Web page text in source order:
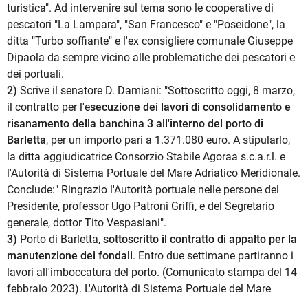
turistica". Ad intervenire sul tema sono le cooperative di
pescatori "La Lampara", "San Francesco" e "Poseidone", la
ditta "Turbo soffiante" e l'ex consigliere comunale Giuseppe
Dipaola da sempre vicino alle problematiche dei pescatori e
dei portuali.
2) Scrive il senatore D. Damiani: "Sottoscritto oggi, 8 marzo,
il contratto per l'esecuzione dei lavori di consolidamento e
risanamento della banchina 3 all'interno del porto di
Barletta, per un importo pari a 1.371.080 euro. A stipularlo,
la ditta aggiudicatrice Consorzio Stabile Agoraa s.c.a.r.l. e
l'Autorità di Sistema Portuale del Mare Adriatico Meridionale.
Conclude:" Ringrazio l'Autorità portuale nelle persone del
Presidente, professor Ugo Patroni Griffi, e del Segretario
generale, dottor Tito Vespasiani".
3) Porto di Barletta, sottoscritto il contratto di appalto per la
manutenzione dei fondali. Entro due settimane partiranno i
lavori all'imboccatura del porto. (Comunicato stampa del 14
febbraio 2023). L'Autorità di Sistema Portuale del Mare